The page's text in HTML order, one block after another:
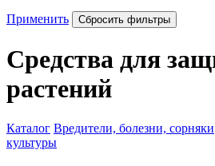
Применить Сбросить фильтры
Средства для
растений
Каталог Вредители, болезни, сорняки
культуры